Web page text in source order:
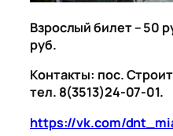
Взрослый билет – 50
руб.
Контакты: пос.
тел. 8(3513)24-07-01.
https://vk.com/